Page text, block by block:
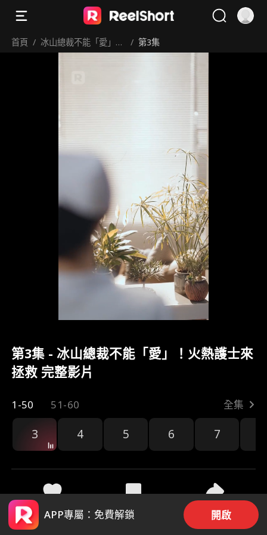
首頁 / 冰山總裁不能「愛」！
/ 第3集
第3集 - 冰山總裁不能「愛」！火熱護士來
拯救 完整影片
1-50 51-60 全集
3 4 5 6 7
46 935 分享
APP專屬：免費解鎖 開啟